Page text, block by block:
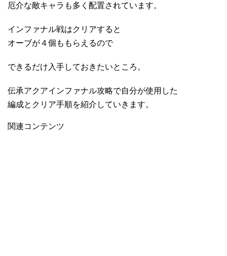
厄介な敵キャラも多く配置されています。
インファナル戦はクリアすると
オーブが４個ももらえるので
できるだけ入手しておきたいところ。
伝承アクアインファナル攻略で自分が使用した
編成とクリア手順を紹介していきます。
関連コンテンツ